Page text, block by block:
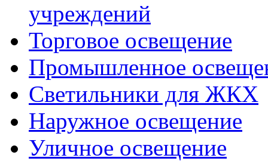
учреждений
Торговое освещение
Промышленное
Светильники для ЖКХ
Наружное освещение
Уличное освещение